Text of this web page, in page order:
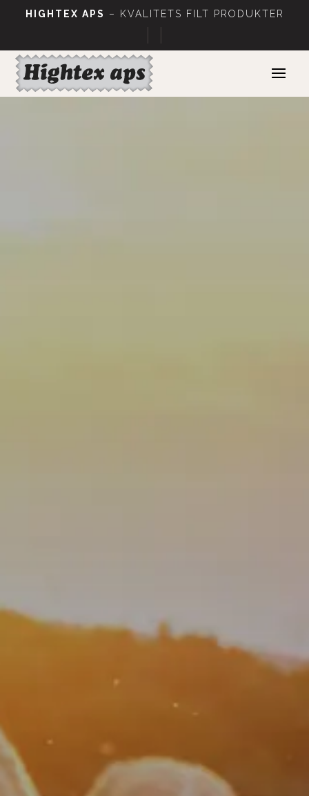
HIGHTEX APS – KVALITETS FILT PRODUKTER
| |